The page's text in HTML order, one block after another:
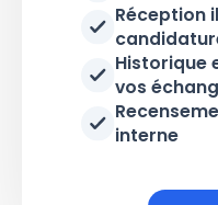
Réception
Historique
vos
interne